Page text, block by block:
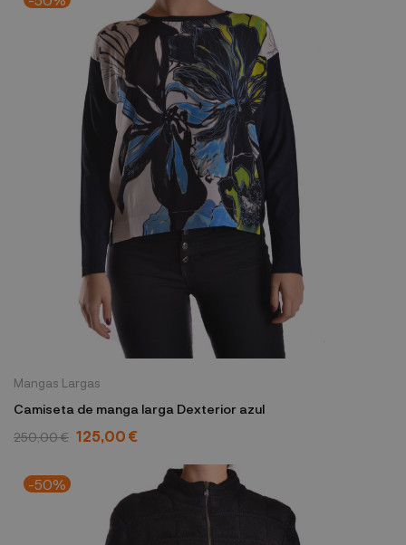
Mangas Largas
Camiseta de manga larga Dexterior azul
250,00 € 125,00 €
-50%